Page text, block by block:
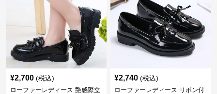
¥2,700 (税込)
ローファーレディース 艶感際立
¥2,740 (税込)
ローファーレディース リボン付